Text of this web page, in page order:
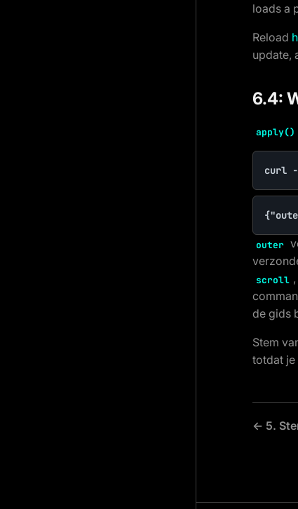
loads a
Reload
update,
6.4:
apply()
curl -
outer
scroll
de gids
Stem
totdat je
← 5.